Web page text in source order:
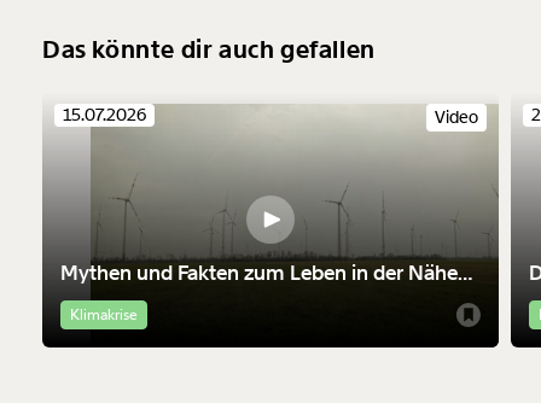
Das könnte dir auch gefallen
Video
15.07.2026
Mythen und Fakten zum Leben in der Nähe
von Windrädern
Klimakrise